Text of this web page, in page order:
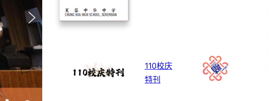
110校庆
特刊